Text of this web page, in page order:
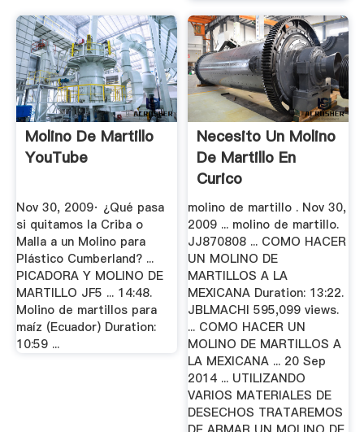
Molino De Martillo
YouTube
Nov 30, 2009· ¿Qué pasa
si quitamos la Criba o
Malla a un Molino para
Plástico Cumberland? ...
PICADORA Y MOLINO DE
MARTILLO JF5 ... 14:48.
Molino de martillos para
maíz (Ecuador) Duration:
10:59 ...
Necesito Un Molino
De Martillo En
Curico
molino de martillo . Nov 30,
2009 ... molino de martillo.
JJ870808 ... COMO HACER
UN MOLINO DE
MARTILLOS A LA
MEXICANA Duration: 13:22.
JBLMACHI 595,099 views.
... COMO HACER UN
MOLINO DE MARTILLOS A
LA MEXICANA ... 20 Sep
2014 ... UTILIZANDO
VARIOS MATERIALES DE
DESECHOS TRATAREMOS